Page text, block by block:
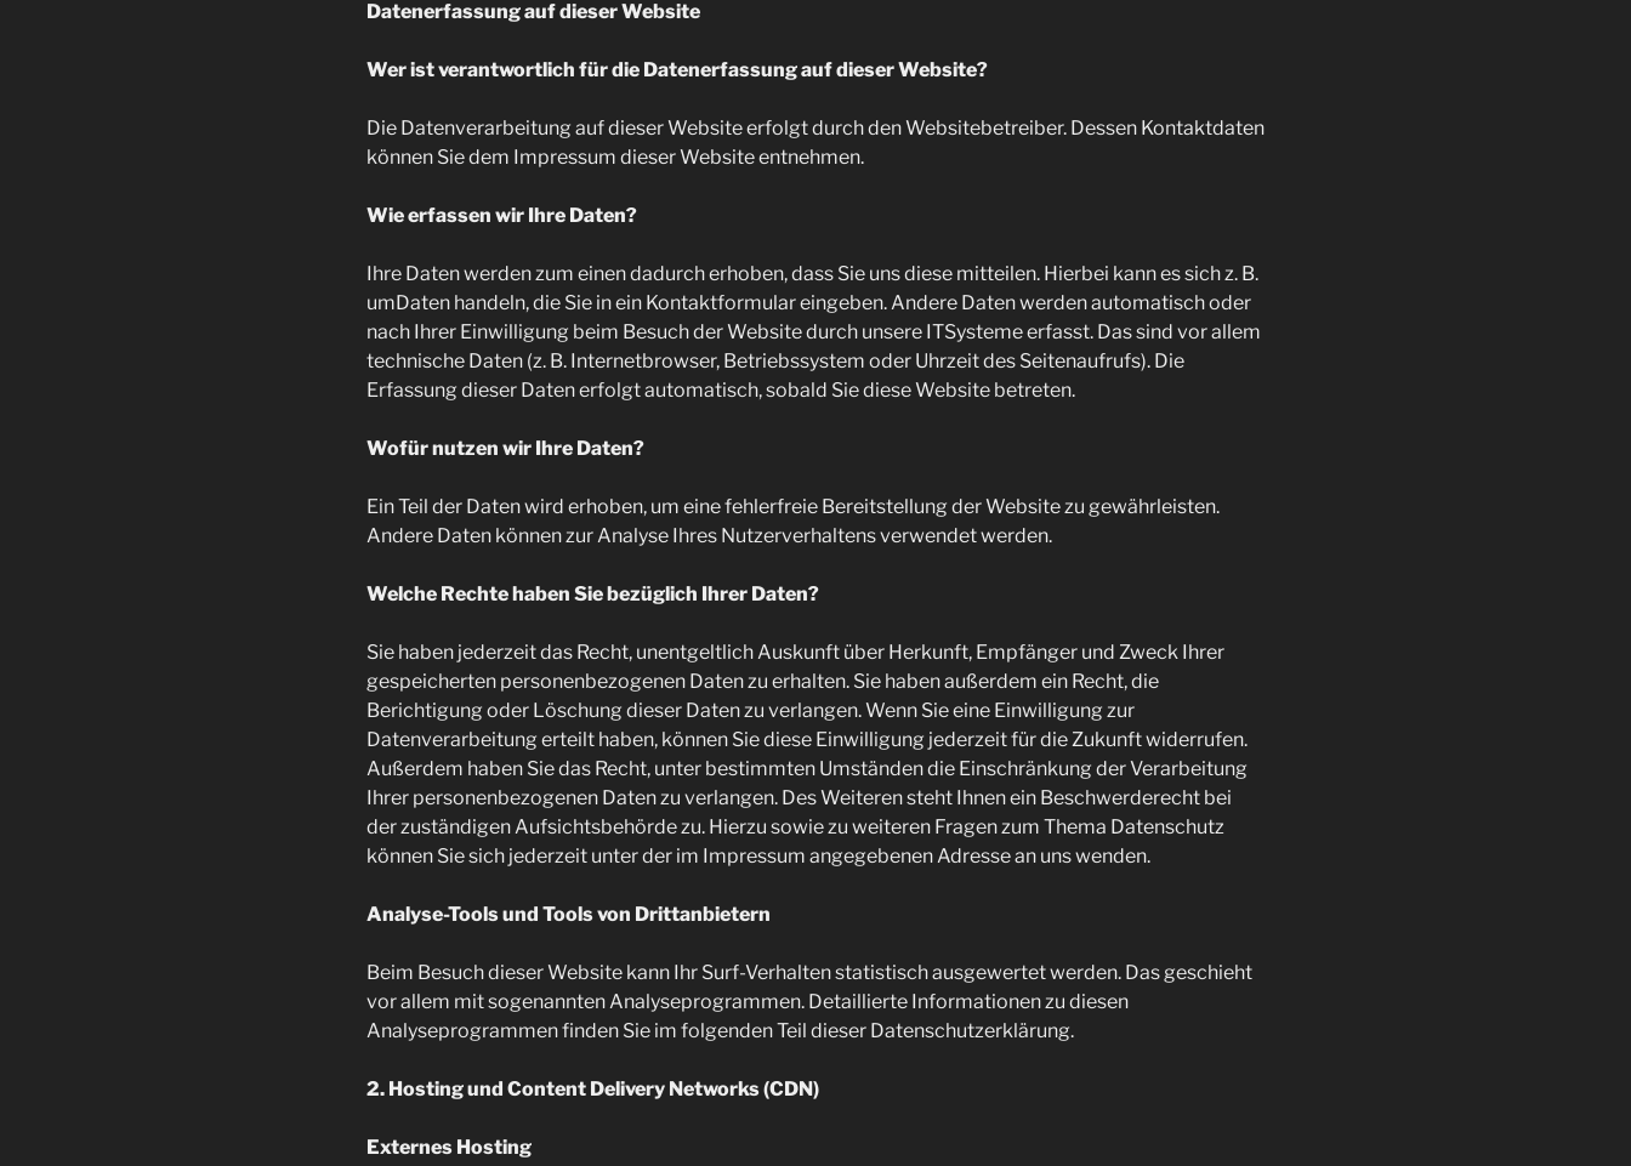
Datenerfassung auf dieser Website
Wer ist verantwortlich für die Datenerfassung auf dieser Website?
Die Datenverarbeitung auf dieser Website erfolgt durch den Websitebetreiber. Dessen Kontaktdaten
können Sie dem Impressum dieser Website entnehmen.
Wie erfassen wir Ihre Daten?
Ihre Daten werden zum einen dadurch erhoben, dass Sie uns diese mitteilen. Hierbei kann es sich z. B.
umDaten handeln, die Sie in ein Kontaktformular eingeben. Andere Daten werden automatisch oder
nach Ihrer Einwilligung beim Besuch der Website durch unsere ITSysteme erfasst. Das sind vor allem
technische Daten (z. B. Internetbrowser, Betriebssystem oder Uhrzeit des Seitenaufrufs). Die
Erfassung dieser Daten erfolgt automatisch, sobald Sie diese Website betreten.
Wofür nutzen wir Ihre Daten?
Ein Teil der Daten wird erhoben, um eine fehlerfreie Bereitstellung der Website zu gewährleisten.
Andere Daten können zur Analyse Ihres Nutzerverhaltens verwendet werden.
Welche Rechte haben Sie bezüglich Ihrer Daten?
Sie haben jederzeit das Recht, unentgeltlich Auskunft über Herkunft, Empfänger und Zweck Ihrer
gespeicherten personenbezogenen Daten zu erhalten. Sie haben außerdem ein Recht, die
Berichtigung oder Löschung dieser Daten zu verlangen. Wenn Sie eine Einwilligung zur
Datenverarbeitung erteilt haben, können Sie diese Einwilligung jederzeit für die Zukunft widerrufen.
Außerdem haben Sie das Recht, unter bestimmten Umständen die Einschränkung der Verarbeitung
Ihrer personenbezogenen Daten zu verlangen. Des Weiteren steht Ihnen ein Beschwerderecht bei
der zuständigen Aufsichtsbehörde zu. Hierzu sowie zu weiteren Fragen zum Thema Datenschutz
können Sie sich jederzeit unter der im Impressum angegebenen Adresse an uns wenden.
Analyse-Tools und Tools von Drittanbietern
Beim Besuch dieser Website kann Ihr Surf-Verhalten statistisch ausgewertet werden. Das geschieht
vor allem mit sogenannten Analyseprogrammen. Detaillierte Informationen zu diesen
Analyseprogrammen finden Sie im folgenden Teil dieser Datenschutzerklärung.
2. Hosting und Content Delivery Networks (CDN)
Externes Hosting